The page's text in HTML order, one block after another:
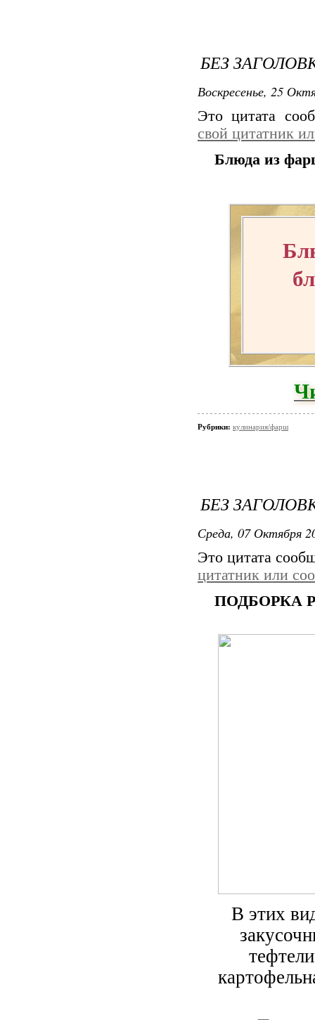
БЕЗ
Воскресенье, 25
Это цитата
свой цитатник
Блюда из
Рубрики: кулинария/фарш
БЕЗ
Среда, 07 Октября
Это цитата
цитатник или
ПОДБОРКА
В этих